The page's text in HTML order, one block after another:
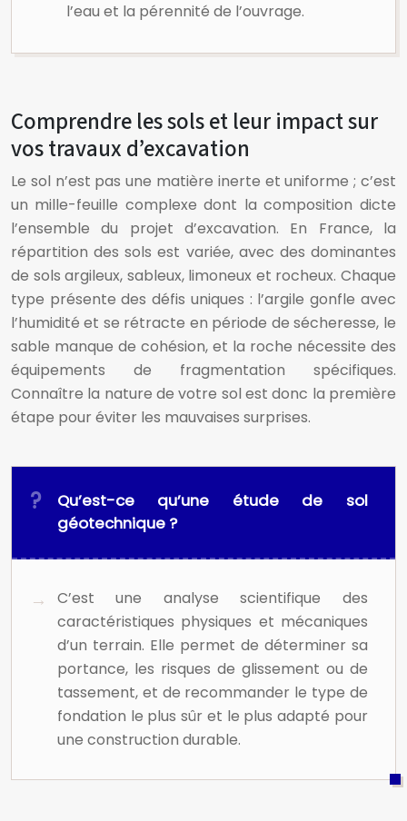
l’eau et la pérennité de l’ouvrage.
Comprendre les sols et leur impact sur
vos travaux d’excavation
Le sol n’est pas une matière inerte et uniforme ; c’est
un mille-feuille complexe dont la composition dicte
l’ensemble du projet d’excavation. En France, la
répartition des sols est variée, avec des dominantes
de sols argileux, sableux, limoneux et rocheux. Chaque
type présente des défis uniques : l’argile gonfle avec
l’humidité et se rétracte en période de sécheresse, le
sable manque de cohésion, et la roche nécessite des
équipements de fragmentation spécifiques.
Connaître la nature de votre sol est donc la première
étape pour éviter les mauvaises surprises.
Qu’est-ce qu’une étude de sol
géotechnique ?
C’est une analyse scientifique des
caractéristiques physiques et mécaniques
d’un terrain. Elle permet de déterminer sa
portance, les risques de glissement ou de
tassement, et de recommander le type de
fondation le plus sûr et le plus adapté pour
une construction durable.